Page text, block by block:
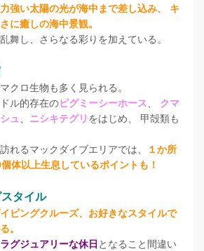
強い太陽の光が海中まで差し込み、 キ
に癒しの海中景観。
舞し、さらなる彩りを加えている。
クロ生物も多く見られる。
ル的存在のピグミーシーホース
クマ
ュ ニシキテグリ をはじめ、 甲殻類も
れるマックダイブエリアでは、
１か所
体以上生息しているポイントも！
タイル
ビングクルーズ、お好きなスタイルで
。
ラグジュアリーな休日 となること間違い